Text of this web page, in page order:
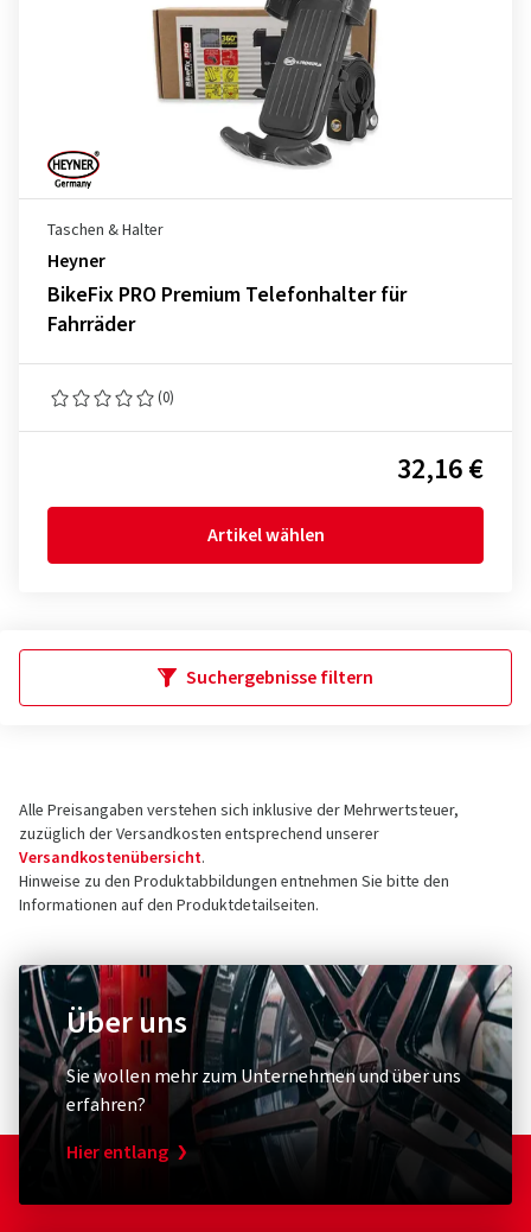
Taschen & Halter
Heyner
BikeFix PRO Premium Telefonhalter für
Fahrräder
(0)
32,16 €
Artikel wählen
Suchergebnisse filtern
Alle Preisangaben verstehen sich inklusive der Mehrwertsteuer,
zuzüglich der Versandkosten entsprechend unserer
Versandkostenübersicht.
Hinweise zu den Produktabbildungen entnehmen Sie bitte den
Informationen auf den Produktdetailseiten.
Über uns
Sie wollen mehr zum Unternehmen und über uns
erfahren?
Hier entlang